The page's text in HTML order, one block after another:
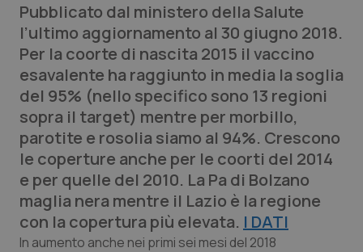
Professionisti Sanitari.AI
Abruzzo
Basilicata
Calabria
Campania
Emilia-Romagna
QS Pro Gold
Artrite & artrosi
Asma & BPCO
Car-T
Colesterolo & coronaropatie
QS Club Newsletter
Pubblicato dal ministero della Salute
l’ultimo aggiornamento al 30 giugno 2018.
Per la coorte di nascita 2015 il vaccino
esavalente ha raggiunto in media la soglia
del 95% (nello specifico sono 13 regioni
sopra il target) mentre per morbillo,
parotite e rosolia siamo al 94%. Crescono
le coperture anche per le coorti del 2014
e per quelle del 2010. La Pa di Bolzano
maglia nera mentre il Lazio è la regione
con la copertura più elevata. I DATI
In aumento anche nei primi sei mesi del 2018